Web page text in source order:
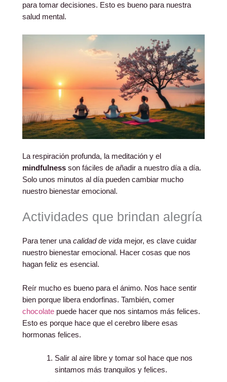
para tomar decisiones. Esto es bueno para nuestra
salud mental.
La respiración profunda, la meditación y el
mindfulness son fáciles de añadir a nuestro día a día.
Solo unos minutos al día pueden cambiar mucho
nuestro bienestar emocional.
Actividades que brindan alegría
Para tener unacalidad de vida mejor, es clave cuidar
nuestro bienestar emocional. Hacer cosas que nos
hagan feliz es esencial.
Reír mucho es bueno para el ánimo. Nos hace sentir
bien porque libera endorfinas. También, comer
chocolate puede hacer que nos sintamos más felices.
Esto es porque hace que el cerebro libere esas
hormonas felices.
Salir al aire libre y tomar sol hace que nos
sintamos más tranquilos y felices.